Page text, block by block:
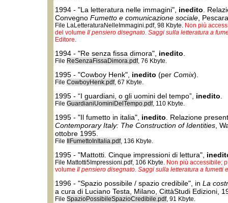
1994 - "La letteratura nelle immagini", inedito .
Convegno Fumetto e comunicazione sociale ,
File LaLetteraturaNelleImmagini.pdf, 98 Kbyte. Non più
del volume Il pensiero disegnato. Saggi sulla letteratura a
Editore.
1994 - "Re senza fissa dimora", inedito
File ReSenzaFissaDimora.pdf, 76 Kbyte.
1995 - "Cowboy Henk", inedito (per Comix).
File CowboyHenk.pdf, 67 Kbyte.
1995 - “I guardiani, o gli uomini del tempo”, inedito
File GuardianiUominiDelTempo.pdf, 110 Kbyte.
1995 - "Il fumetto in italia", inedito . Relazione
Contemporary Italy: The Construction of Identities ,
ottobre 1995.
File IlFumettoInItalia.pdf, 136 Kbyte.
1995 - "Mattotti. Cinque impressioni di lettura",
File Mattotti5Impressioni.pdf, 106 Kbyte. Non più accessibile;
volume Il pensiero disegnato. Saggi sulla letteratura a fumetti
1996 - "Spazio possibile / spazio credibile", in La
a cura di Luciano Testa, Milano, CittàStudi Edizioni,
File SpazioPossibileSpazioCredibile.pdf, 91 Kbyte.